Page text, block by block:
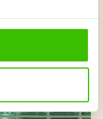
nového